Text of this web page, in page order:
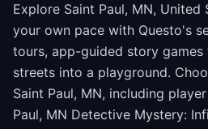
Explore Saint Paul, MN,
your own pace with Questo's
tours, app-guided story
streets into a playground.
Saint Paul, MN, including
Paul, MN Detective Mystery: